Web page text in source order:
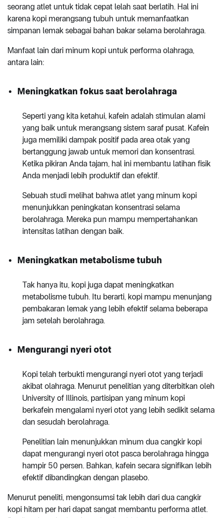
seorang atlet untuk tidak cepat lelah saat berlatih. Hal ini
karena kopi merangsang tubuh untuk memanfaatkan
simpanan lemak sebagai bahan bakar selama berolahraga.
Manfaat lain dari minum kopi untuk performa olahraga,
antara lain:
Meningkatkan fokus saat berolahraga
Seperti yang kita ketahui, kafein adalah stimulan alami
yang baik untuk merangsang sistem saraf pusat. Kafein
juga memiliki dampak positif pada area otak yang
bertanggung jawab untuk memori dan konsentrasi.
Ketika pikiran Anda tajam, hal ini membantu latihan fisik
Anda menjadi lebih produktif dan efektif.
Sebuah studi melihat bahwa atlet yang minum kopi
menunjukkan peningkatan konsentrasi selama
berolahraga. Mereka pun mampu mempertahankan
intensitas latihan dengan baik.
Meningkatkan metabolisme tubuh
Tak hanya itu, kopi juga dapat meningkatkan
metabolisme tubuh. Itu berarti, kopi mampu menunjang
pembakaran lemak yang lebih efektif selama beberapa
jam setelah berolahraga.
Mengurangi nyeri otot
Kopi telah terbukti mengurangi nyeri otot yang terjadi
akibat olahraga. Menurut penelitian yang diterbitkan oleh
University of Illinois, partisipan yang minum kopi
berkafein mengalami nyeri otot yang lebih sedikit selama
dan sesudah berolahraga.
Penelitian lain menunjukkan minum dua cangkir kopi
dapat mengurangi nyeri otot pasca berolahraga hingga
hampir 50 persen. Bahkan, kafein secara signifikan lebih
efektif dibandingkan dengan plasebo.
Menurut peneliti, mengonsumsi tak lebih dari dua cangkir
kopi hitam per hari dapat sangat membantu performa atlet.